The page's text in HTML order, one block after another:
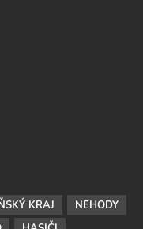
KRAJ
NEHODY